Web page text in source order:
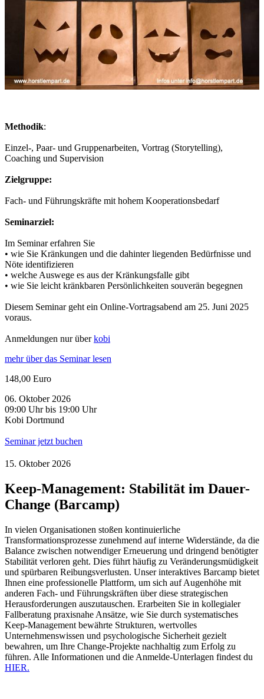
Methodik:
Einzel-, Paar- und Gruppenarbeiten, Vortrag (Storytelling),
Coaching und Supervision
Zielgruppe:
Fach- und Führungskräfte mit hohem Kooperationsbedarf
Seminarziel:
Im Seminar erfahren Sie
• wie Sie Kränkungen und die dahinter liegenden Bedürfnisse und
Nöte identifizieren
• welche Auswege es aus der Kränkungsfalle gibt
• wie Sie leicht kränkbaren Persönlichkeiten souverän begegnen
Diesem Seminar geht ein Online-Vortragsabend am 25. Juni 2025
voraus.
Anmeldungen nur überkobi
mehr über das Seminar lesen
148,00 Euro
06. Oktober 2026
09:00 Uhr bis 19:00 Uhr
Kobi Dortmund
Seminar jetzt buchen
15. Oktober 2026
Keep-Management: Stabilität im Dauer-
Change (Barcamp)
In vielen Organisationen stoßen kontinuierliche
Transformationsprozesse zunehmend auf interne Widerstände, da die
Balance zwischen notwendiger Erneuerung und dringend benötigter
Stabilität verloren geht. Dies führt häufig zu Veränderungsmüdigkeit
und spürbaren Reibungsverlusten. Unser interaktives Barcamp bietet
Ihnen eine professionelle Plattform, um sich auf Augenhöhe mit
anderen Fach- und Führungskräften über diese strategischen
Herausforderungen auszutauschen. Erarbeiten Sie in kollegialer
Fallberatung praxisnahe Ansätze, wie Sie durch systematisches
Keep-Management bewährte Strukturen, wertvolles
Unternehmenswissen und psychologische Sicherheit gezielt
bewahren, um Ihre Change-Projekte nachhaltig zum Erfolg zu
führen. Alle Informationen und die Anmelde-Unterlagen findest du
HIER.